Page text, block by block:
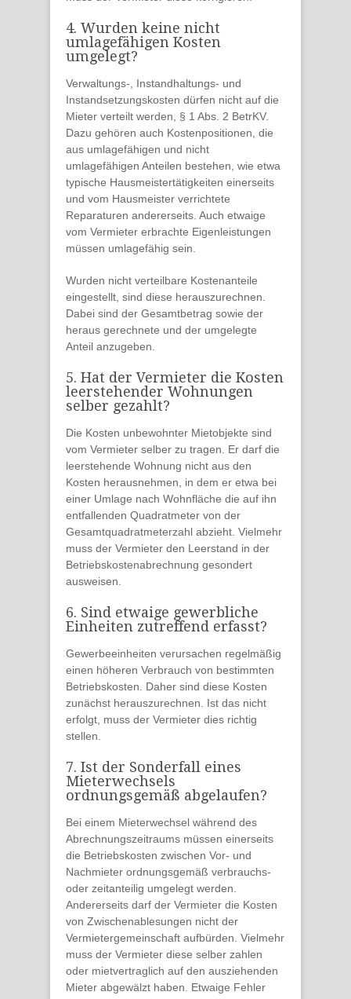
4. Wurden keine nicht
umlagefähigen Kosten
umgelegt?
Verwaltungs-, Instandhaltungs- und
Instandsetzungskosten dürfen nicht auf die
Mieter verteilt werden, § 1 Abs. 2 BetrKV.
Dazu gehören auch Kostenpositionen , die
aus umlagefähigen und nicht
umlagefähigen Anteilen bestehen, wie etwa
typische Hausmeistertätigkeiten einerseits
und vom Hausmeister verrichtete
Reparaturen andererseits. Auch etwaige
vom Vermieter erbrachte Eigenleistungen
müssen umlagefähig sein.
Wurden nicht verteilbare Kostenanteile
eingestellt, sind diese herauszurechnen
Dabei sind der Gesamtbetrag sowie der
heraus gerechnete und der umgelegte
Anteil anzugeben.
5. Hat der Vermieter die Kosten
leerstehender Wohnungen
selber gezahlt?
Die Kosten unbewohnter Mietobjekte sind
vom Vermieter selber zu tragen. Er darf die
leerstehende Wohnung nicht aus den
Kosten herausnehmen , in dem er etwa bei
einer Umlage nach Wohnfläche die auf ihn
entfallenden Quadratmeter von der
Gesamtquadratmeterzahl abzieht. Vielmehr
muss der Vermieter den Leerstand in der
Betriebskostenabrechnung gesondert
ausweisen
6. Sind etwaige gewerbliche
Einheiten zutreffend erfasst?
Gewerbeeinheiten verursachen regelmäßig
einen höheren Verbrauch von bestimmten
Betriebskosten. Daher sind diese Kosten
zunächst herauszurechnen . Ist das nicht
erfolgt, muss der Vermieter dies richtig
stellen
7. Ist der Sonderfall eines
Mieterwechsels
ordnungsgemäß abgelaufen?
Bei einem Mieterwechsel während des
Abrechnungszeitraums müssen einerseits
die Betriebskosten zwischen Vor- und
Nachmieter ordnungsgemäß verbrauchs-
oder zeitanteilig umgelegt werden.
Andererseits darf der Vermieter die Kosten
von Zwischenablesungen nicht der
Vermietergemeinschaft aufbürden. Vielmehr
muss der Vermieter diese selber zahlen
oder mietvertraglich auf den ausziehenden
Mieter abgewälzt haben. Etwaige Fehler